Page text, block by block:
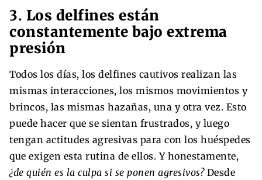
3. Los delfines están
constantemente bajo extrema
presión
Todos los días, los delfines cautivos realizan las
mismas interacciones, los mismos movimientos y
brincos, las mismas hazañas, una y otra vez. Esto
puede hacer que se sientan frustrados, y luego
tengan actitudes agresivas para con los huéspedes
que exigen esta rutina de ellos. Y honestamente,
¿de quién es la culpa si se ponen agresivos?Desde